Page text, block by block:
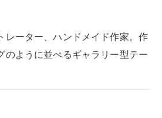
レーター、ハンドメイド作家。作
のように並べるギャラリー型テー